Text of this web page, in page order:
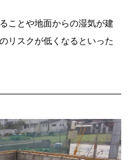
ことや地面からの湿気が建
リスクが低くなるといった